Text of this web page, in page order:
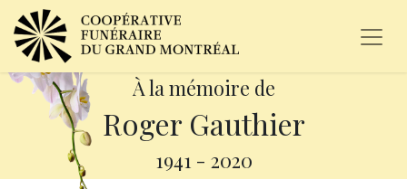
À la mémoire de
Roger Gauthier
1941 - 2020